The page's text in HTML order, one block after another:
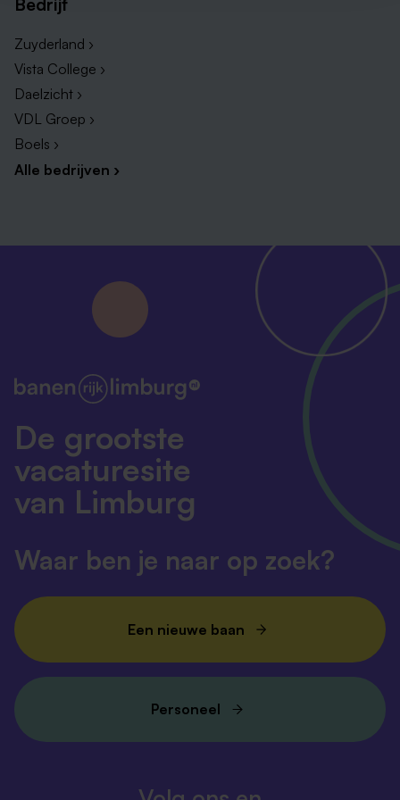
Zuyderland ›
Vista College ›
Daelzicht ›
VDL Groep ›
Boels ›
Alle bedrijven ›
De grootste
vacaturesite
van Limburg
Waar ben je naar op zoek?
Een nieuwe baan
Personeel